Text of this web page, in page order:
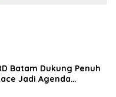
Batam Dukung Penuh
Jadi Agenda